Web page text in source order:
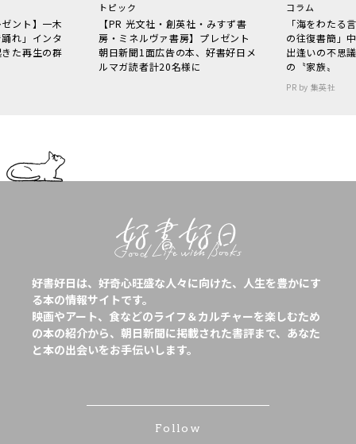
ント】一木
れ」インタ
た再生の群
トピック
【PR 光文社・創英社・みすず書
房・ミネルヴァ書房】プレゼント
朝日新聞1面広告の本、好書好日メ
ルマガ読者計20名様に
コラム
「海をわた
の往復書簡」
出逢いの不思
の〝家族〟
PR by 集英社
好書好日は、好奇心旺盛な人々に向けた、人生を豊かにす
る本の情報サイトです。
映画やアート、食などのライフ＆カルチャーを楽しむため
の本の紹介から、朝日新聞に掲載された書評まで、あなた
と本の出会いをお手伝いします。
Follow